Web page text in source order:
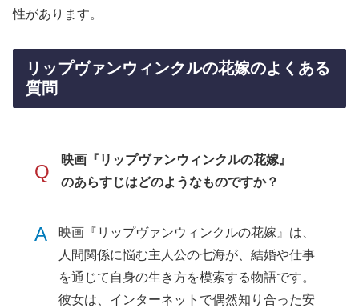
性があります。
リップヴァンウィンクルの花嫁のよくある
質問
Q
映画『リップヴァンウィンクルの花嫁』
のあらすじはどのようなものですか？
A
映画『リップヴァンウィンクルの花嫁』は、
人間関係に悩む主人公の七海が、結婚や仕事
を通じて自身の生き方を模索する物語です。
彼女は、インターネットで偶然知り合った安